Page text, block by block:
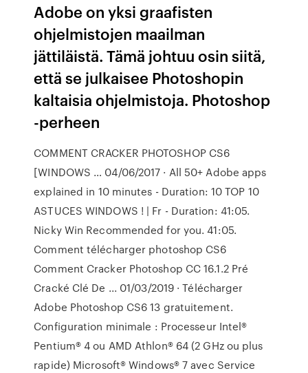
Adobe on yksi graafisten
ohjelmistojen maailman
jättiläistä. Tämä johtuu osin siitä,
että se julkaisee Photoshopin
kaltaisia ohjelmistoja. Photoshop
-perheen
COMMENT CRACKER PHOTOSHOP CS6
[WINDOWS … 04/06/2017 · All 50+ Adobe apps
explained in 10 minutes - Duration: 10 TOP 10
ASTUCES WINDOWS ! | Fr - Duration: 41:05.
Nicky Win Recommended for you. 41:05.
Comment télécharger photoshop CS6
Comment Cracker Photoshop CC 16.1.2 Pré
Cracké Clé De ... 01/03/2019 · Télécharger
Adobe Photoshop CS6 13 gratuitement.
Configuration minimale : Processeur Intel®
Pentium® 4 ou AMD Athlon® 64 (2 GHz ou plus
rapide) Microsoft® Windows® 7 avec Service